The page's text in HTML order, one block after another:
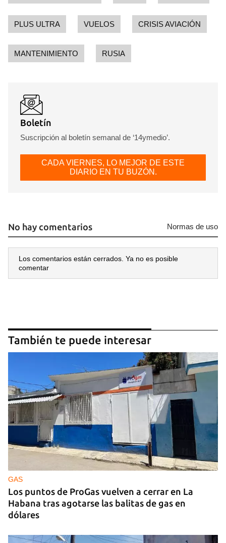
PLUS ULTRA VUELOS CRISIS AVIACIÓN
MANTENIMIENTO RUSIA
Boletín
Suscripción al boletín semanal de ‘14ymedio’.
CADA VIERNES, LO MEJOR DE ESTE
DIARIO EN TU BUZÓN.
No hay comentarios Normas de uso
Los comentarios están cerrados. Ya no es posible
comentar
También te puede interesar
GAS
Los puntos de ProGas vuelven a cerrar en La
Habana tras agotarse las balitas de gas en
dólares